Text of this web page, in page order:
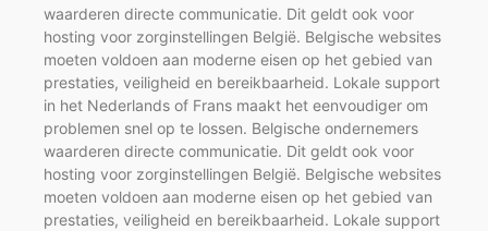
waarderen directe communicatie. Dit geldt ook voor
hosting voor zorginstellingen België. Belgische websites
moeten voldoen aan moderne eisen op het gebied van
prestaties, veiligheid en bereikbaarheid. Lokale support
in het Nederlands of Frans maakt het eenvoudiger om
problemen snel op te lossen. Belgische ondernemers
waarderen directe communicatie. Dit geldt ook voor
hosting voor zorginstellingen België. Belgische websites
moeten voldoen aan moderne eisen op het gebied van
prestaties, veiligheid en bereikbaarheid. Lokale support